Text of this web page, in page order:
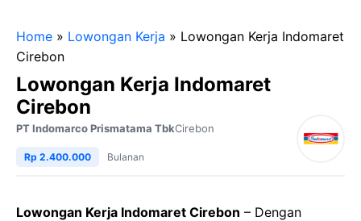
Home » Lowongan Kerja » Lowongan Kerja Indomaret
Cirebon
Lowongan Kerja Indomaret
Cirebon
PT Indomarco Prismatama TbkCirebon
Rp 2.400.000 Bulanan
Lowongan Kerja Indomaret Cirebon – Dengan